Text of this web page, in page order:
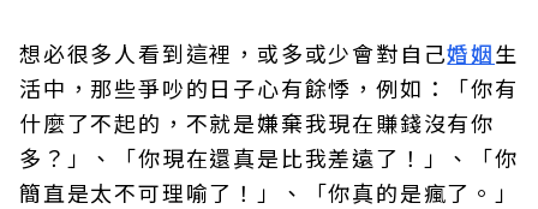
想必很多人看到這裡，或多或少會對自己婚姻生
活中，那些爭吵的日子心有餘悸，例如：「你有
什麼了不起的，不就是嫌棄我現在賺錢沒有你
多？」、「你現在還真是比我差遠了！」、「你
簡直是太不可理喻了！」、「你真的是瘋了。」